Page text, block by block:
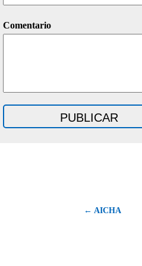
Comentario
← AICHA